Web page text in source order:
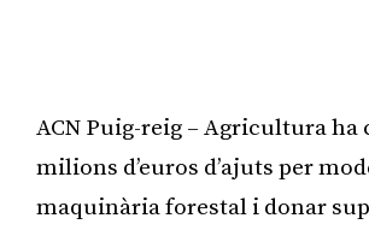
ACN Puig-reig – Agricultura ha
milions d’euros d’ajuts per
maquinària forestal i donar